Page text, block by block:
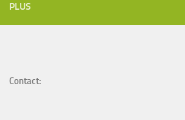
PLUS
Contact: